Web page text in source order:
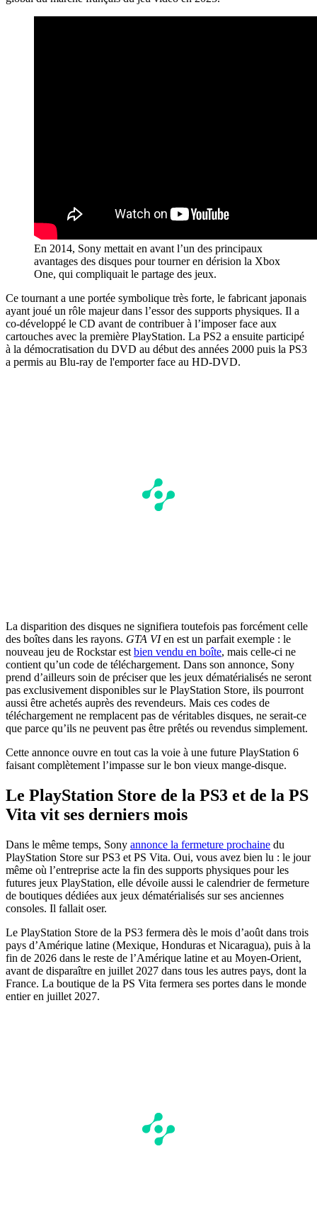
En 2014, Sony mettait en avant l’un des principaux
avantages des disques pour tourner en dérision la Xbox
One, qui compliquait le partage des jeux.
Ce tournant a une portée symbolique très forte, le fabricant japonais
ayant joué un rôle majeur dans l’essor des supports physiques. Il a
co-développé le CD avant de contribuer à l’imposer face aux
cartouches avec la première PlayStation. La PS2 a ensuite participé
à la démocratisation du DVD au début des années 2000 puis la PS3
a permis au Blu-ray de l'emporter face au HD-DVD.
La disparition des disques ne signifiera toutefois pas forcément celle
des boîtes dans les rayons. GTA VIen est un parfait exemple : le
nouveau jeu de Rockstar est bien vendu en boîte, mais celle-ci ne
contient qu’un code de téléchargement. Dans son annonce, Sony
prend d’ailleurs soin de préciser que les jeux dématérialisés ne seront
pas exclusivement disponibles sur le PlayStation Store, ils pourront
aussi être achetés auprès des revendeurs. Mais ces codes de
téléchargement ne remplacent pas de véritables disques, ne serait-ce
que parce qu’ils ne peuvent pas être prêtés ou revendus simplement.
Cette annonce ouvre en tout cas la voie à une future PlayStation 6
faisant complètement l’impasse sur le bon vieux mange-disque.
Le PlayStation Store de la PS3 et de la PS
Vita vit ses derniers mois
Dans le même temps, Sony annonce la fermeture prochaine du
PlayStation Store sur PS3 et PS Vita. Oui, vous avez bien lu : le jour
même où l’entreprise acte la fin des supports physiques pour les
futures jeux PlayStation, elle dévoile aussi le calendrier de fermeture
de boutiques dédiées aux jeux dématérialisés sur ses anciennes
consoles. Il fallait oser.
Le PlayStation Store de la PS3 fermera dès le mois d’août dans trois
pays d’Amérique latine (Mexique, Honduras et Nicaragua), puis à la
fin de 2026 dans le reste de l’Amérique latine et au Moyen-Orient,
avant de disparaître en juillet 2027 dans tous les autres pays, dont la
France. La boutique de la PS Vita fermera ses portes dans le monde
entier en juillet 2027.